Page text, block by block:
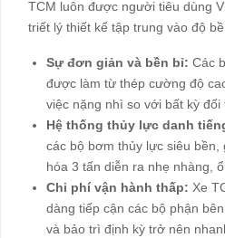
TCM luôn được người tiêu dùng
triết lý thiết kế tập trung vào độ
Sự đơn giản và bền bỉ: Các
được làm từ thép cường độ
việc nặng nhì so với bất kỳ
Hệ thống thủy lực danh
các bộ bơm thủy lực siêu bền,
hóa 3 tấn diễn ra nhẹ nhàng,
Chi phí vận hành thấp: Xe
dàng tiếp cận các bộ phận
và bảo trì định kỳ trở nên